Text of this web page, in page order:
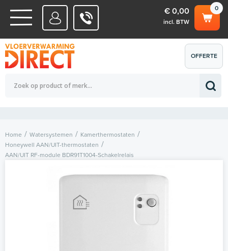
WATERSYSTEMEN
ELEKTRISCHE SYSTEMEN
0
€ 0,00
incl. BTW
Totaalbedrag (incl. BTW) € 0,00
OFFERTE
AANVRAGEN
Home Watersystemen
Kamerthermostaten
Honeywell AAN/UIT-thermostaten
AAN/UIT RF-module BDR91T1004-Schakelrelais